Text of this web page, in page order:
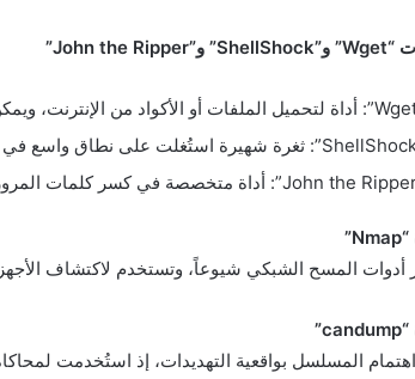
أدوات المسح الشبكي شيوعاً، وتستخدم لاكتشاف الأجهزة
المسلسل بواقعية التهديدات، إذ استُخدمت